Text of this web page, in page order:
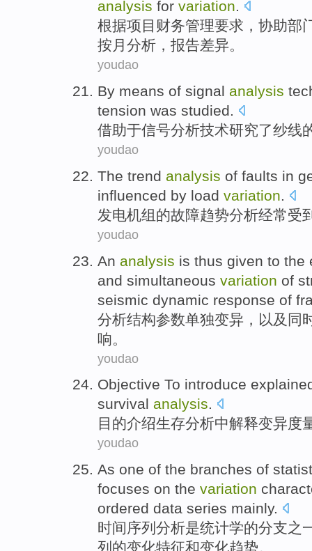
analysis for variation.
根据项目 财务管理要求， 协助部
按月 分析 ，报告差异。
youdao
By means of signal analysis
tension was studied.
借助于信号分析技术研究了纱线
youdao
The trend analysis of faults in
influenced by load variation.
发电机组的故障趋势分析经常受
youdao
An analysis is thus given to the
and simultaneous variation of
seismic dynamic response of
分析结构参数单独变异 ， 以及 同
响 。
youdao
Objective To introduce
survival analysis.
目的介绍生存分析中解释变异度
youdao
As one of the branches of
focuses on the variation
ordered data series mainly.
时间序列 分析是统计学的分支之
列 的变化特征和变化趋势。